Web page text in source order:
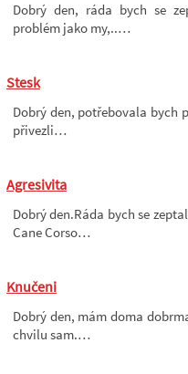
Dobrý den, ráda bych se
problém jako my,..…
Stesk
Dobrý den, potřebovala bych
přivezli…
Agresivita
Dobrý den.Ráda bych se
Cane Corso…
Knučeni
Dobrý den, mám doma
chvilu sam.…